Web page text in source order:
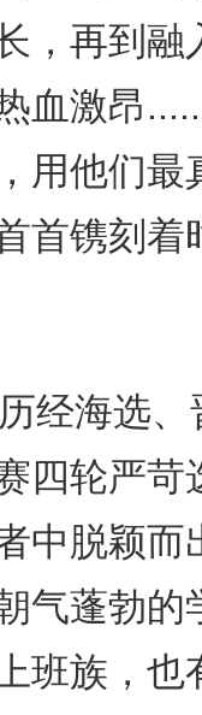
，再到融
血激昂
用他们最
首镌刻着
海选、
四轮严苛
中脱颖而
气蓬勃的
班族，也